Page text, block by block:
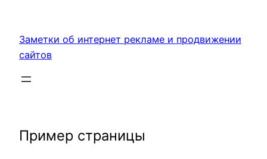
содержимому
Заметки об интернет рекламе и продвижении
сайтов
Пример страницы